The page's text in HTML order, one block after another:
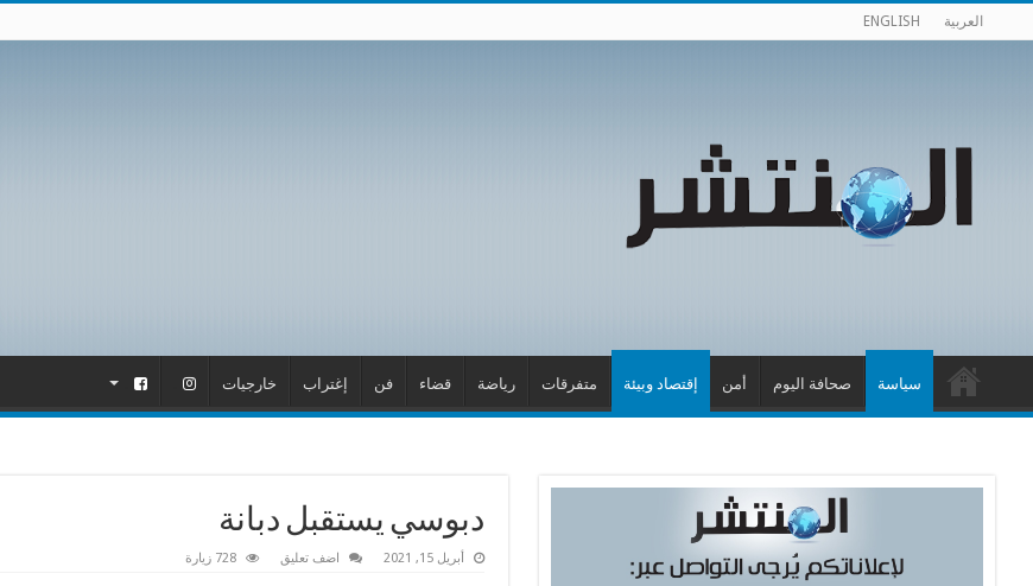
العربية ENGLISH
سياسة صحافة اليوم أمن إقتصاد وبيئة متفرقات رياضة قضاء فن إغتراب خارجيات
دبوسي يستقبل دبانة
أبريل 15, 2021 اضف تعليق 728 زيارة